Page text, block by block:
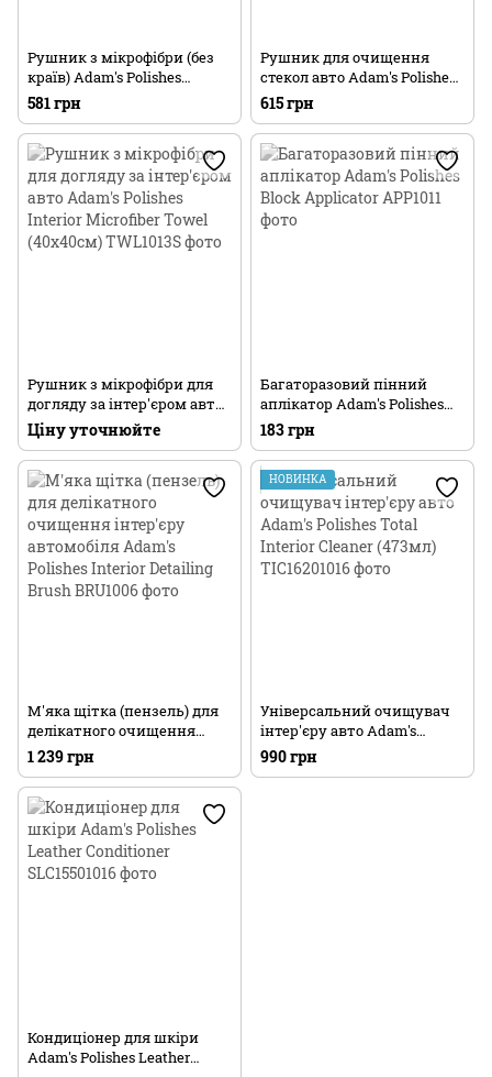
Рушник з мікрофібри (без
країв) Adam's Polishes
Borderless Grey Microfiber
Towel (40х40см)
581 грн
Рушник для очищення
стекол авто Adam's Polishes
Tough Glass Towels
(40х40см)
615 грн
Рушник з мікрофібри для
догляду за інтер'єром авто
Adam's Polishes Interior
Microfiber Towel (40х40см)
Ціну уточнюйте
Багаторазовий пінний
аплікатор Adam's Polishes
Block Applicator
183 грн
М'яка щітка (пензель) для
делікатного очищення
інтер'єру автомобіля
Adam's Polishes Interior
Detailing Brush
1 239 грн
НОВИНКА
Універсальний очищувач
інтер'єру авто Adam's
Polishes Total Interior Cleaner
(473мл)
990 грн
Кондиціонер для шкіри
Adam's Polishes Leather